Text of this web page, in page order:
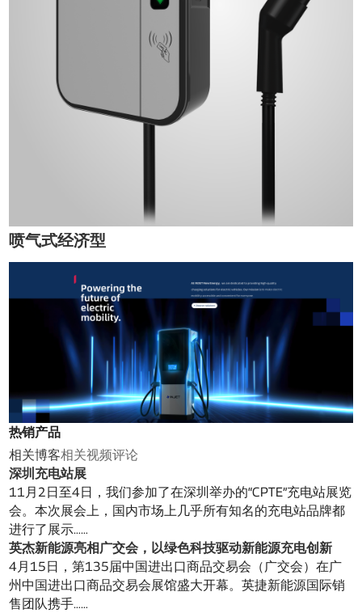
喷气式经济型
热销产品
相关博客相关视频评论
深圳充电站展
11月2日至4日，我们参加了在深圳举办的“CPTE”充电站展览
会。本次展会上，国内市场上几乎所有知名的充电站品牌都
进行了展示……
英杰新能源亮相广交会，以绿色科技驱动新能源充电创新
4月15日，第135届中国进出口商品交易会（广交会）在广
州中国进出口商品交易会展馆盛大开幕。英捷新能源国际销
售团队携手……